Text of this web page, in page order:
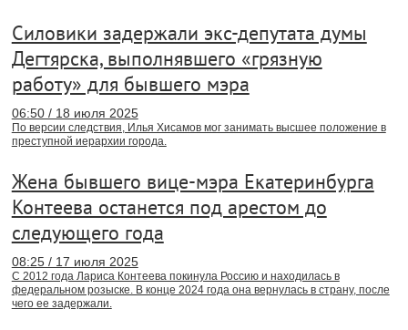
Силовики задержали экс-депутата думы
Дегтярска, выполнявшего «грязную
работу» для бывшего мэра
06:50 / 18 июля 2025
По версии следствия, Илья Хисамов мог занимать высшее положение в
преступной иерархии города.
Жена бывшего вице-мэра Екатеринбурга
Контеева останется под арестом до
следующего года
08:25 / 17 июля 2025
С 2012 года Лариса Контеева покинула Россию и находилась в
федеральном розыске. В конце 2024 года она вернулась в страну, после
чего ее задержали.